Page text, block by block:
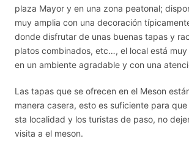
plaza Mayor y en una zona peatonal;
muy amplia con una decoración
donde disfrutar de unas buenas tapas y
platos combinados, etc…, el local está
en un ambiente agradable y con una
Las tapas que se ofrecen en el Meson
manera casera, esto es suficiente para
sta localidad y los turistas de paso, no
visita a el meson.